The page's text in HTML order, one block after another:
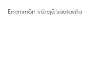
Enemmän värejä saatavilla